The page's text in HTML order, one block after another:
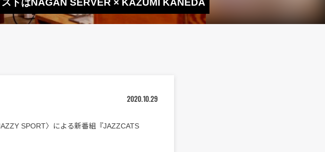
トはNAGAN SERVER × KAZUMI KANEDA
2020.10.29
SPORT〉による新番組『JAZZCATS